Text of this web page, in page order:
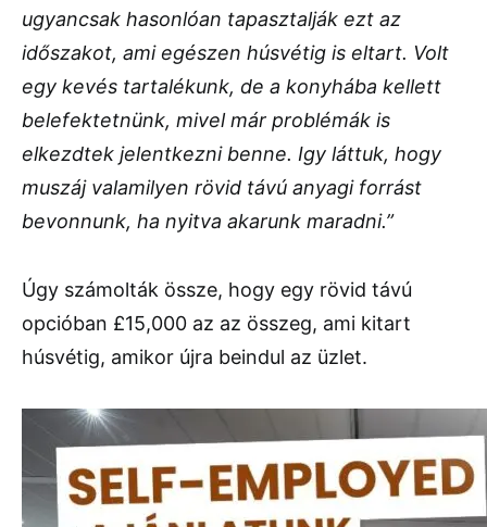
ugyancsak hasonlóan tapasztalják ezt az
időszakot, ami egészen húsvétig is eltart. Volt
egy kevés tartalékunk, de a konyhába kellett
belefektetnünk, mivel már problémák is
elkezdtek jelentkezni benne. Igy láttuk, hogy
muszáj valamilyen rövid távú anyagi forrást
bevonnunk, ha nyitva akarunk maradni.”
Úgy számolták össze, hogy egy rövid távú
opcióban £15,000 az az összeg, ami kitart
húsvétig, amikor újra beindul az üzlet.